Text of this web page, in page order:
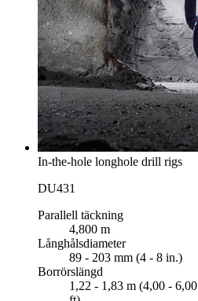
In-the-hole longhole drill rigs
DU431
Parallell täckning
4,800 m
Långhålsdiameter
89 - 203 mm (4 - 8 in.)
Borrörslängd
1,22 - 1,83 m (4,00 - 6,00